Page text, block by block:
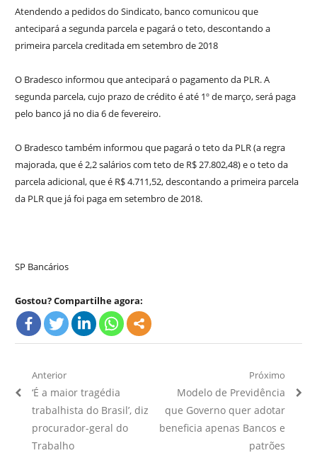
Atendendo a pedidos do Sindicato, banco comunicou que
antecipará a segunda parcela e pagará o teto, descontando a
primeira parcela creditada em setembro de 2018
O Bradesco informou que antecipará o pagamento da PLR. A
segunda parcela, cujo prazo de crédito é até 1º de março, será paga
pelo banco já no dia 6 de fevereiro.
O Bradesco também informou que pagará o teto da PLR (a regra
majorada, que é 2,2 salários com teto de R$ 27.802,48) e o teto da
parcela adicional, que é R$ 4.711,52, descontando a primeira parcela
da PLR que já foi paga em setembro de 2018.
SP Bancários
Gostou? Compartilhe agora:
Navegação
de
Post
Anterior
Artigo
Anterior:
‘É a maior tragédia
trabalhista do Brasil’, diz
procurador-geral do
Trabalho
Próximo
Próximo
Artigo:
Modelo de Previdência
que Governo quer adotar
beneficia apenas Bancos e
patrões